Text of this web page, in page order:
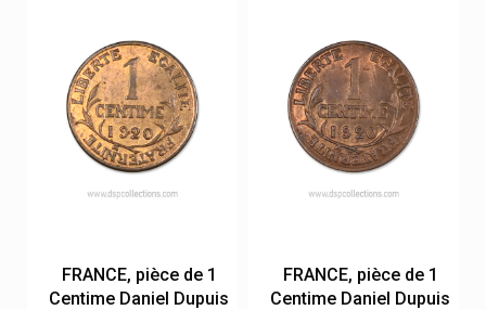
FRANCE, pièce de 1
Centime Daniel Dupuis
FRANCE, pièce de 1
Centime Daniel Dupuis